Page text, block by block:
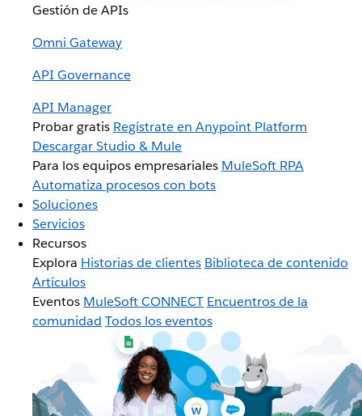
Gestión de APIs
Omni Gateway
API Governance
API Manager
Probar gratis Regístrate en Anypoint Platform
Descargar Studio & Mule
Para los equipos empresariales MuleSoft RPA
Automatiza procesos con bots
Soluciones
Servicios
Recursos
Explora Historias de clientes Biblioteca de contenido
Artículos
Eventos MuleSoft CONNECT Encuentros de la
comunidad Todos los eventos